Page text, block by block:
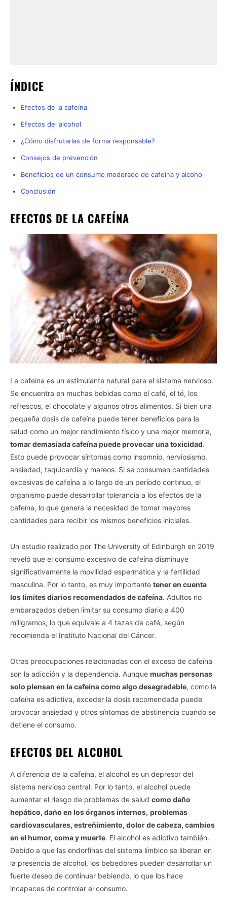
ÍNDICE
Efectos de la cafeína
Efectos del alcohol
¿Cómo disfrutarlas de forma responsable?
Consejos de prevención
Beneficios de un consumo moderado de cafeína y alcohol
Conclusión
EFECTOS DE LA CAFEÍNA
La cafeína es un estimulante natural para el sistema nervioso.
Se encuentra en muchas bebidas como el café, el té, los
refrescos, el chocolate y algunos otros alimentos. Si bien una
pequeña dosis de cafeína puede tener beneficios para la
salud como un mejor rendimiento físico y una mejor memoria,
tomar demasiada cafeína puede provocar una toxicidad.
Esto puede provocar síntomas como insomnio, nerviosismo,
ansiedad, taquicardia y mareos. Si se consumen cantidades
excesivas de cafeína a lo largo de un período continuo, el
organismo puede desarrollar tolerancia a los efectos de la
cafeína, lo que genera la necesidad de tomar mayores
cantidades para recibir los mismos beneficios iniciales.
Un estudio realizado por The University of Edinburgh en 2019
reveló que el consumo excesivo de cafeína disminuye
significativamente la movilidad espermática y la fertilidad
masculina. Por lo tanto, es muy importante tener en cuenta
los límites diarios recomendados de cafeína. Adultos no
embarazados deben limitar su consumo diario a 400
miligramos, lo que equivale a 4 tazas de café, según
recomienda el Instituto Nacional del Cáncer.
Otras preocupaciones relacionadas con el exceso de cafeína
son la adicción y la dependencia. Aunque muchas personas
solo piensan en la cafeína como algo desagradable, como la
cafeína es adictiva, exceder la dosis recomendada puede
provocar ansiedad y otros síntomas de abstinencia cuando se
detiene el consumo.
EFECTOS DEL ALCOHOL
A diferencia de la cafeína, el alcohol es un depresor del
sistema nervioso central. Por lo tanto, el alcohol puede
aumentar el riesgo de problemas de salud como daño
hepático, daño en los órganos internos, problemas
cardiovasculares, estreñimiento, dolor de cabeza, cambios
en el humor, coma y muerte. El alcohol es adictivo también.
Debido a que las endorfinas del sistema límbico se liberan en
la presencia de alcohol, los bebedores pueden desarrollar un
fuerte deseo de continuar bebiendo, lo que los hace
incapaces de controlar el consumo.